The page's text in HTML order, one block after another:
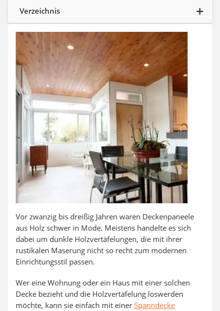
Hygrometer
LED-Baustrahler
Tiefengrund
LED-Beamer
Video-Türsprechanlage
Verzeichnis
Vor zwanzig bis dreißig Jahren waren Deckenpaneele
aus Holz schwer in Mode. Meistens handelte es sich
dabei um dunkle Holzvertäfelungen, die mit ihrer
rustikalen Maserung nicht so recht zum modernen
Einrichtungsstil passen.
Wer eine Wohnung oder ein Haus mit einer solchen
Decke bezieht und die Holzvertäfelung loswerden
möchte, kann sie einfach mit einer Spanndecke